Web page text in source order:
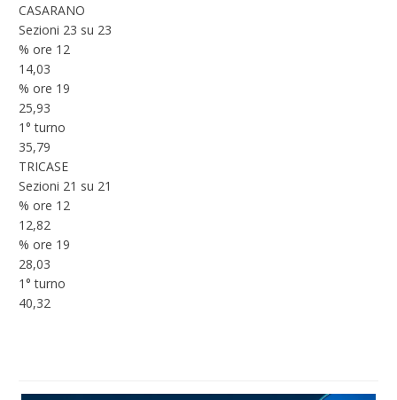
CASARANO
Sezioni 23 su 23
% ore 12
14,03
% ore 19
25,93
1° turno
35,79
TRICASE
Sezioni 21 su 21
% ore 12
12,82
% ore 19
28,03
1° turno
40,32